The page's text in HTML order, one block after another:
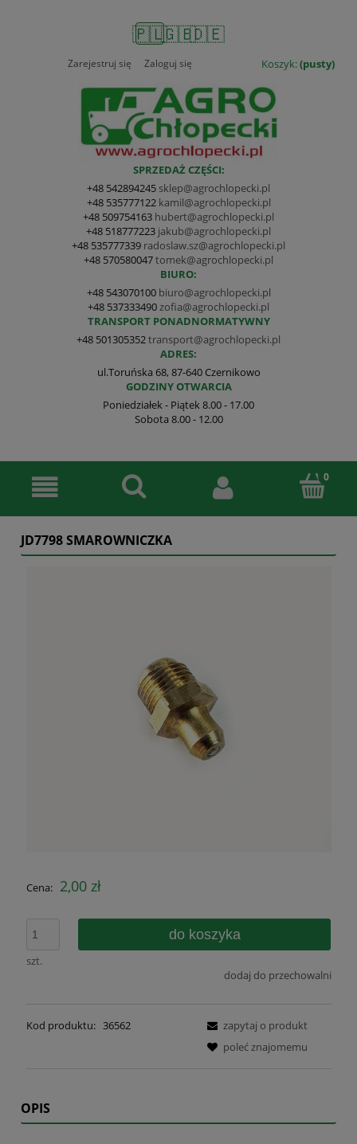
🇵🇱🇬🇧🇩🇪
Koszyk:(pusty)
Zarejestruj się Zaloguj się
SPRZEDAŻ CZĘŚCI:
+48 542894245 sklep@agrochlopecki.pl
+48 535777122 kamil@agrochlopecki.pl
+48 509754163 hubert@agrochlopecki.pl
+48 518777223 jakub@agrochlopecki.pl
+48 535777339 radoslaw.sz@agrochlopecki.pl
+48 570580047tomek@agrochlopecki.pl
BIURO:
+48 543070100 biuro@agrochlopecki.pl
+48 537333490 zofia@agrochlopecki.pl
TRANSPORT PONADNORMATYWNY
+48 501305352transport@agrochlopecki.pl
ADRES:
ul.Toruńska 68, 87-640 Czernikowo
GODZINY OTWARCIA
Poniedziałek - Piątek 8.00 - 17.00
Sobota 8.00 - 12.00
JD7798 SMAROWNICZKA
Cena: 2,00 zł
szt.
do koszyka
dodaj do przechowalni
Kod produktu: 36562
zapytaj o produkt
poleć znajomemu
OPIS